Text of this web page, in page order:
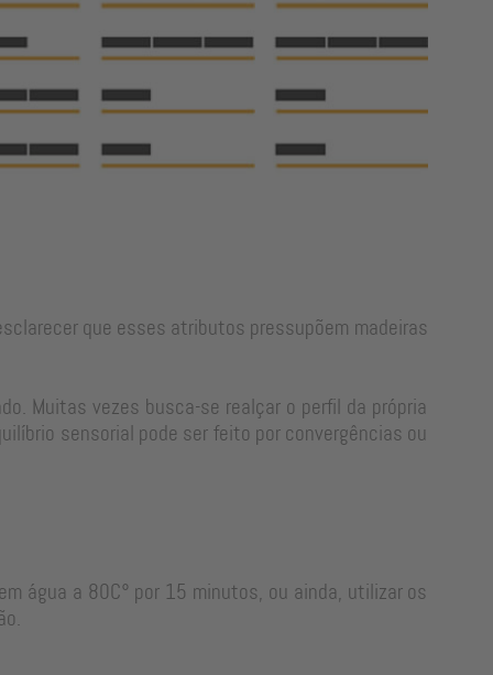
que esses atributos pressupõem madeiras
Muitas vezes busca-se realçar o perfil da própria
sensorial pode ser feito por convergências ou
água a 80C° por 15 minutos, ou ainda, utilizar os